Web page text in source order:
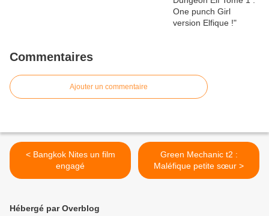
Commentaires
Ajouter un commentaire
< Bangkok Nites un film
engagé
Green Mechanic t2 :
Maléfique petite sœur >
Hébergé par Overblog